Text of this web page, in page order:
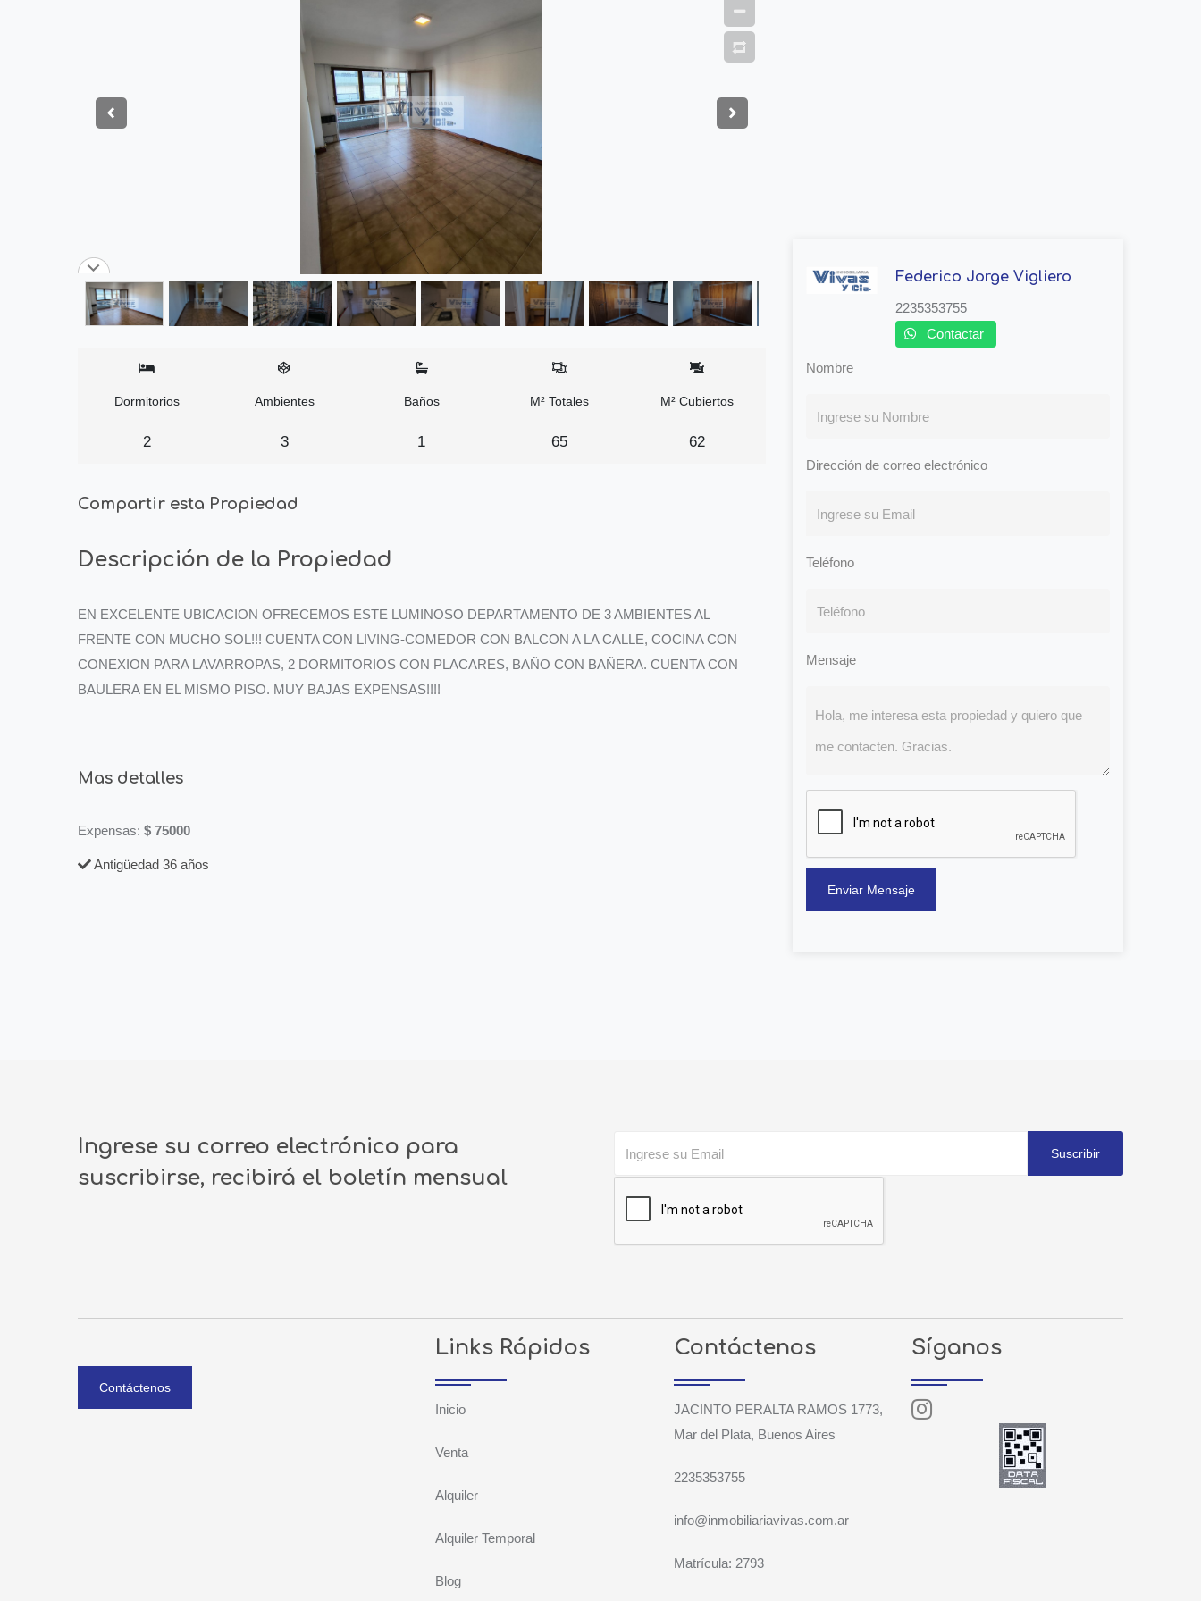
Dormitorios
2
Ambientes
3
Baños
1
M² Totales
65
M² Cubiertos
62
Compartir esta Propiedad
Descripción de la Propiedad
EN EXCELENTE UBICACION OFRECEMOS ESTE LUMINOSO DEPARTAMENTO DE 3 AMBIENTES AL
FRENTE CON MUCHO SOL!!! CUENTA CON LIVING-COMEDOR CON BALCON A LA CALLE, COCINA CON
CONEXION PARA LAVARROPAS, 2 DORMITORIOS CON PLACARES, BAÑO CON BAÑERA. CUENTA CON
BAULERA EN EL MISMO PISO. MUY BAJAS EXPENSAS!!!!
Mas detalles
Expensas: $ 75000
Antigüedad 36 años
Federico Jorge Vigliero
2235353755
Contactar
Nombre
Dirección de correo electrónico
Teléfono
Mensaje
Enviar Mensaje
Ingrese su correo electrónico para
suscribirse, recibirá el boletín mensual
Suscribir
Contáctenos
Links Rápidos
Inicio
Venta
Alquiler
Alquiler Temporal
Blog
Contáctenos
JACINTO PERALTA RAMOS 1773,
Mar del Plata, Buenos Aires
2235353755
info@inmobiliariavivas.com.ar
Matrícula: 2793
Síganos